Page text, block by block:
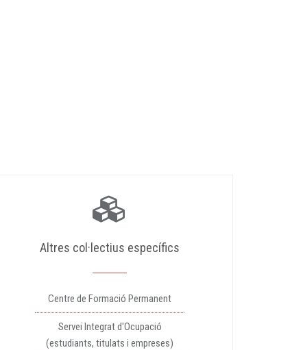
Altres col·lectius específics
Centre de Formació Permanent
Servei Integrat d'Ocupació
(estudiants, titulats i empreses)